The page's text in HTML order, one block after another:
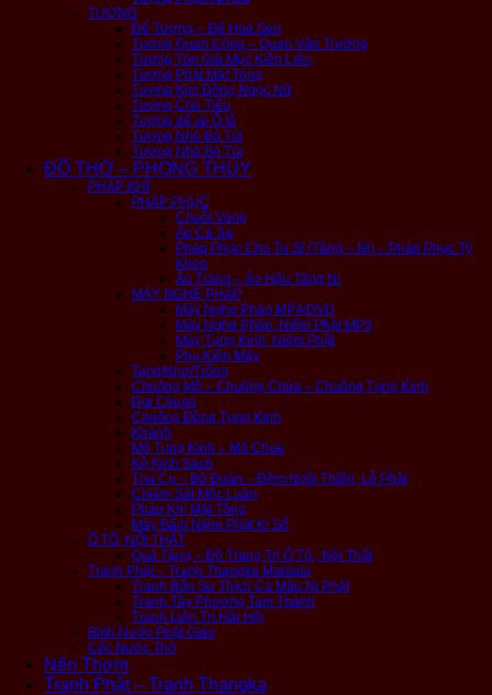
TƯỢNG
Đế Tượng – Đế Hoa Sen
Tượng Quan Công – Quan Vân Trường
Tượng Tôn Giả Mục Kiền Liên
Tượng Phật Mật Tông
Tượng Kim Đồng Ngọc Nữ
Tượng Chú Tiểu
Tượng để xe Ô tô
Tượng Nhỏ Bỏ Túi
Tượng Nhỏ Bỏ Túi
ĐỒ THỜ – PHONG THỦY
PHÁP KHÍ
PHÁP PHỤC
Chuỗi Vòng
Áo Cà Sa
Pháp Phục Cho Tu Sĩ (Tăng – Ni) – Pháp Phục Tỳ
Kheo
Áo Tràng – Áo Hậu Tăng Ni
MÁY NGHE PHÁP
Máy Nghe Pháp MP4/DVD
Máy Nghe Pháp, Niệm Phật MP3
Máy Tụng Kinh, Niệm Phật
Phụ Kiện Máy
Tang/Khơ/Trống
Chuông Mõ – Chuông Chùa – Chuông Tụng Kinh
Địa Chung
Chuông Đồng Tụng Kinh
Khánh
Mõ Tụng Kinh – Mõ Chùa
Kệ Kinh Sách
Tọa Cụ – Bồ Đoàn – Đệm Ngồi Thiền, Lễ Phật
Chiêm Sát Mộc Luân
Pháp Khí Mật Tông
Máy Bấm Niệm Phật Kí Số
Ô TÔ, NỘI THẤT
Quà Tặng – Đồ Trang Trí Ô Tô , Nội Thất
Tranh Phật – Tranh Thangka Maldala
Tranh Bổn Sư Thích Ca Mâu Ni Phật
Tranh Tây Phương Tam Thánh
Tranh Liên Trì Hải Hội
Bình Nước Phật Giáo
Cốc Nước Thờ
Nến Thơm
Tranh Phật – Tranh Thangka